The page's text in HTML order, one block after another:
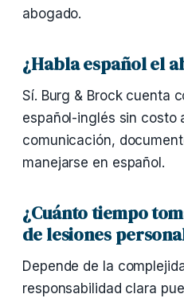
abogado.
¿Habla español el
Sí. Burg & Brock cuenta
español-inglés sin costo
comunicación,
manejarse en español.
¿Cuánto tiempo
de lesiones
Depende de la
responsabilidad clara